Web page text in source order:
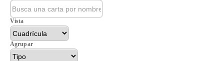
Vista
Agrupar